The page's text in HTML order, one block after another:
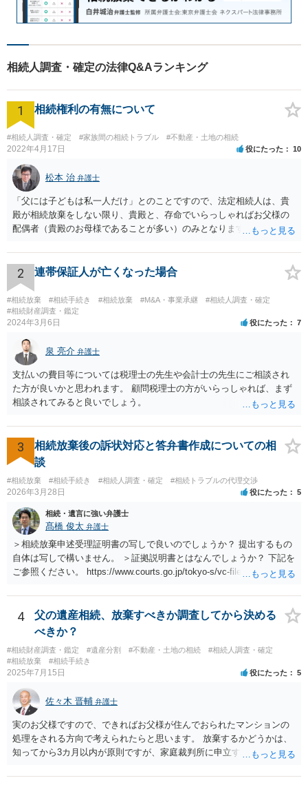
相続人調査・確定の法律Q&Aランキング
1 相続権利の有無について
#相続人調査・確定 #家族間の相続トラブル #不動産・土地の相続
2022年4月17日 役にたった 10
松本 治 弁護士
「父には子どもは私一人だけ」とのことですので、法定相続人は、貴
殿が相続放棄をしない限り、貴殿と、存命でいらっしゃればお父様の
配偶者（貴殿のお母様であることが多い）のみとなります。遺言がな
2 連帯保証人が亡くなった場合
#相続放棄 #相続手続き #相続放棄 #M&A・事業承継
#相続人調査・確定
#相続財産調査・鑑定
2024年3月6日 役にたった 7
泉 亮介 弁護士
支払いの費目等については税理士の先生や会計士の先生にご相談され
た方が良いかと思われます。 顧問税理士の方がいらっしゃれば、まず
相談されてみると良いでしょう。
3
相続放棄後の訴状対応と答弁書作成についての相
談
#相続放棄 #相続手続き #相続人調査・確定 #相続トラブルの代理交渉
2026年3月28日 役にたった 5
相続・遺言に強い弁護士
髙橋 俊太 弁護士
＞相続放棄申述受理証明書の写しで良いのでしょうか？ 提出するもの
自体は写しで構いません。 ＞証拠説明書とはなんでしょうか？ 下記を
ご参照ください。 https://www.courts.go.jp/tokyo-s/vc-files/tokyo-s/file/
4
父の遺産相続、放棄すべきか調査してから決める
べきか？
#相続財産調査・鑑定 #遺産分割 #不動産・土地の相続
#相続人調査・確定
#相続放棄
#相続手続き
2025年7月15日 役にたった 5
佐々木 晋輔 弁護士
実のお父様ですので、できればお父様が住んでおられたマンションの
処理をされる方向で考えられたらと思います。 放棄するかどうかは、
知ってから3カ月以内が原則ですが、家庭裁判所に申立すれば3カ月の
放棄するかどうか決めることができます。 銀行やサラ金が数年も放置